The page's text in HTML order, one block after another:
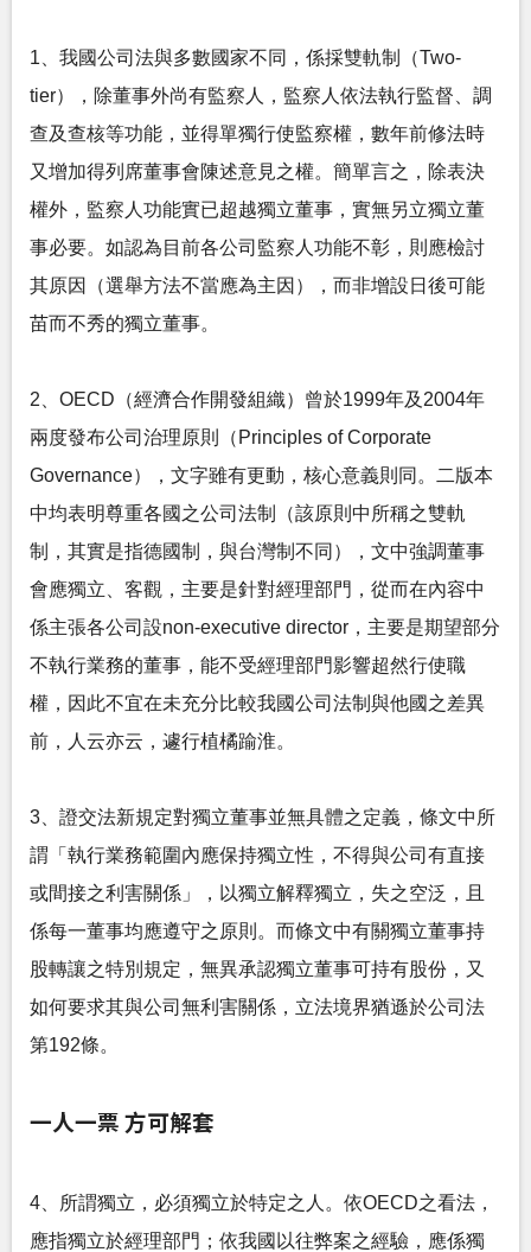
1、我國公司法與多數國家不同，係採雙軌制（Two-
tier），除董事外尚有監察人，監察人依法執行監督、調
查及查核等功能，並得單獨行使監察權，數年前修法時
又增加得列席董事會陳述意見之權。簡單言之，除表決
權外，監察人功能實已超越獨立董事，實無另立獨立董
事必要。如認為目前各公司監察人功能不彰，則應檢討
其原因（選舉方法不當應為主因），而非增設日後可能
苗而不秀的獨立董事。
2、OECD（經濟合作開發組織）曾於1999年及2004年
兩度發布公司治理原則（Principles of Corporate
Governance），文字雖有更動，核心意義則同。二版本
中均表明尊重各國之公司法制（該原則中所稱之雙軌
制，其實是指德國制，與台灣制不同），文中強調董事
會應獨立、客觀，主要是針對經理部門，從而在內容中
係主張各公司設non-executive director，主要是期望部分
不執行業務的董事，能不受經理部門影響超然行使職
權，因此不宜在未充分比較我國公司法制與他國之差異
前，人云亦云，遽行植橘踰淮。
3、證交法新規定對獨立董事並無具體之定義，條文中所
謂「執行業務範圍內應保持獨立性，不得與公司有直接
或間接之利害關係」，以獨立解釋獨立，失之空泛，且
係每一董事均應遵守之原則。而條文中有關獨立董事持
股轉讓之特別規定，無異承認獨立董事可持有股份，又
如何要求其與公司無利害關係，立法境界猶遜於公司法
第192條。
一人一票 方可解套
4、所謂獨立，必須獨立於特定之人。依OECD之看法，
應指獨立於經理部門；依我國以往弊案之經驗，應係獨